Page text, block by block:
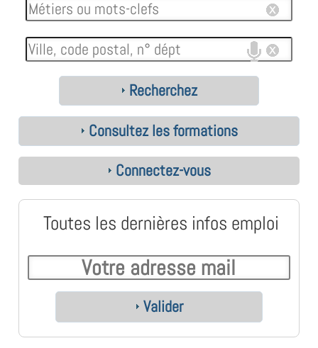
Recherchez
Consultez les formations
Connectez-vous
Toutes les dernières infos emploi
Valider